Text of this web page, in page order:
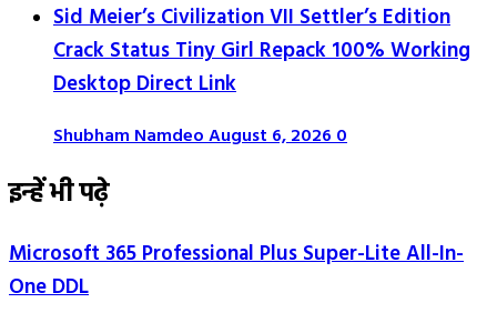
Sid Meier’s Civilization VII Settler’s Edition
Crack Status Tiny Girl Repack 100% Working
Desktop Direct Link
Shubham NamdeoAugust 6, 20260
इन्हें भी पढ़े
Microsoft 365 Professional Plus Super-Lite All-In-
One DDL